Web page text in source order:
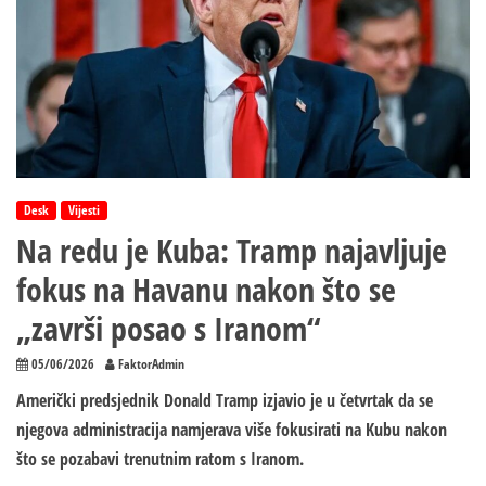
Desk Vijesti
Na redu je Kuba: Tramp najavljuje
fokus na Havanu nakon što se
„završi posao s Iranom“
05/06/2026 FaktorAdmin
Američki predsjednik Donald Tramp izjavio je u četvrtak da se
njegova administracija namjerava više fokusirati na Kubu nakon
što se pozabavi trenutnim ratom s Iranom.